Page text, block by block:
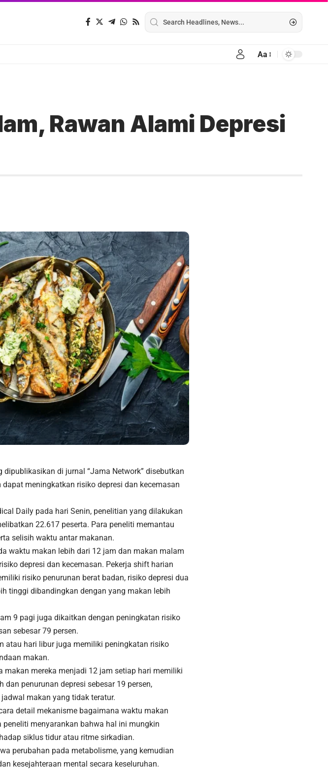
Aa
Rawan Alami Depresi
dipublikasikan di jurnal “Jama Network” disebutkan
dapat meningkatkan risiko depresi dan kecemasan
Daily pada hari Senin, penelitian yang dilakukan
22.617 peserta. Para peneliti memantau
selisih waktu antar makanan.
waktu makan lebih dari 12 jam dan makan malam
depresi dan kecemasan. Pekerja shift harian
risiko penurunan berat badan, risiko depresi dua
tinggi dibandingkan dengan yang makan lebih
9 pagi juga dikaitkan dengan peningkatan risiko
sebesar 79 persen.
atau hari libur juga memiliki peningkatan risiko
makan.
makan mereka menjadi 12 jam setiap hari memiliki
dan penurunan depresi sebesar 19 persen,
makan yang tidak teratur.
detail mekanisme bagaimana waktu makan
peneliti menyarankan bahwa hal ini mungkin
siklus tidur atau ritme sirkadian.
perubahan pada metabolisme, yang kemudian
kesejahteraan mental secara keseluruhan.